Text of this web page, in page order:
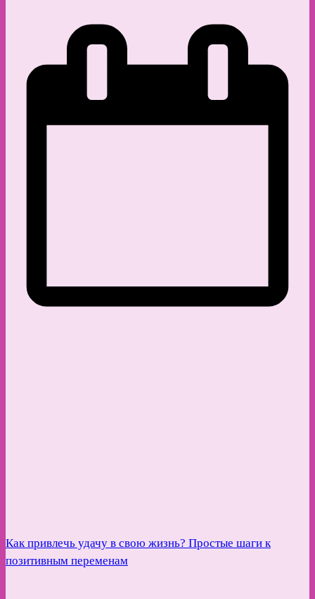
Как привлечь удачу в свою жизнь? Простые шаги к
позитивным переменам